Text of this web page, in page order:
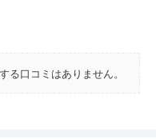
る口コミはありません。